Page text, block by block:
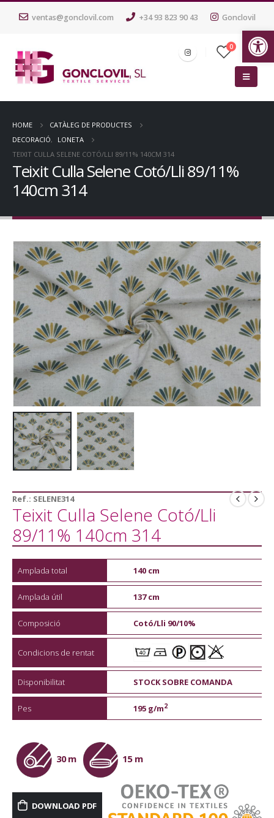
ventas@gonclovil.com +34 93 823 90 43 Gonclovil
0
HOME
CATÀLEG DE PRODUCTES
DECORACIÓ,
LONETA
TEIXIT CULLA SELENE COTÓ/LLI 89/11% 140CM 314
Teixit Culla Selene Cotó/Lli 89/11%
140cm 314
Ref.: SELENE314
Teixit Culla Selene Cotó/Lli
89/11% 140cm 314
Amplada total 140 cm
Amplada útil 137 cm
Composició Cotó/Lli 90/10%
Condicions de rentat
Disponibilitat STOCK SOBRE COMANDA
Pes 195 g/m2
30 m 15 m
DOWNLOAD PDF